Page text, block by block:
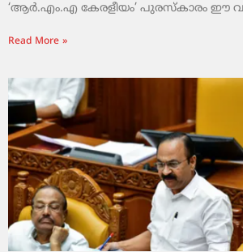
‘ആർ.എം.എ കേരളീയം’ പുരസ്‌കാരം ഈ
Read More »